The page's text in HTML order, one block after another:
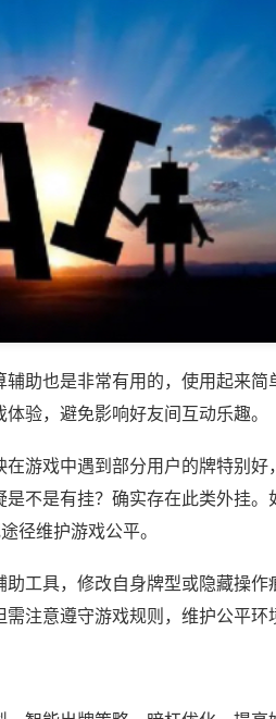
助也是非常有用的，使用起来简
验，避免影响好友间互动乐趣。
游戏中遇到部分用户的牌特别好
不是有挂？确实存在此类外挂。
径维护游戏公平。
工具，修改自身牌型或隐藏操作
注意遵守游戏规则，维护公平环